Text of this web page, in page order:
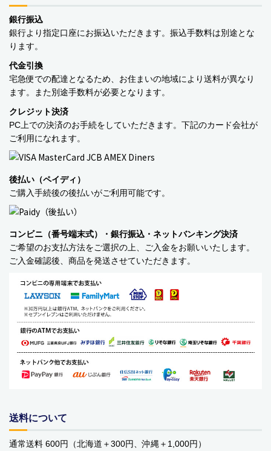
商品カテゴリー
銀行振込
銀行より指定口座にお振込いただきます。振込手数料は別途とな
ります。
代金引換
宅急便での配達となるため、お住まいの地域により送料が異なり
ます。また別途手数料が必要となります。
クレジット決済
PC上での決済のお手続をしていただきます。下記のカード会社が
ご利用になれます。
後払い（ペイディ）
ご購入手続後の後払いがご利用可能です。
コンビニ（番号端末式）・銀行振込・ネットバンキング決済
ご希望のお支払方法をご選択の上、ご入金をお願いいたします。
ご入金確認後、商品を発送させていただきます。
送料について
通常送料 600円（北海道＋300円、沖縄＋1,000円）